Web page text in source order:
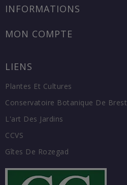
INFORMATIONS
MON COMPTE
LIENS
Plantes Et Cultures
Conservatoire Botanique De Brest
L'art Des Jardins
CCVS
Gîtes De Rozegad